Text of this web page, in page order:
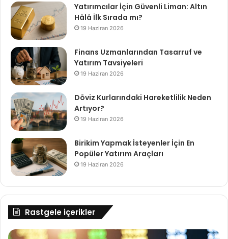
Yatırımcılar İçin Güvenli Liman: Altın
Hâlâ İlk Sırada mı?
19 Haziran 2026
Finans Uzmanlarından Tasarruf ve
Yatırım Tavsiyeleri
19 Haziran 2026
Döviz Kurlarındaki Hareketlilik Neden
Artıyor?
19 Haziran 2026
Birikim Yapmak İsteyenler İçin En
Popüler Yatırım Araçları
19 Haziran 2026
Rastgele içerikler
Devlet